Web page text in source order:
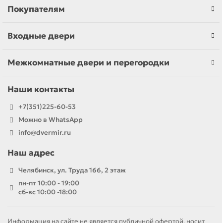
Покупателям
Входные двери
Межкомнатные двери и перегородки
Наши контакты
+7(351)225-60-53
Можно в WhatsApp
info@dvermir.ru
Наш адрес
Челябинск, ул. Труда 166, 2 этаж
пн-пт 10:00 - 19:00
сб-вс 10:00 -18:00